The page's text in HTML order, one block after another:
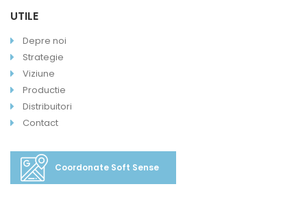
UTILE
Depre noi
Strategie
Viziune
Productie
Distribuitori
Contact
Coordonate Soft Sense